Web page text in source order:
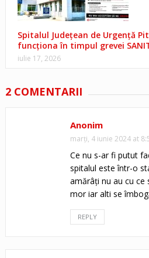
Spitalul Județean de Urgență
funcționa în timpul grevei
iulie 17, 2026
2 COMENTARII
Anonim
marți, 4 iunie 2024 at
Ce nu s-ar fi putut
spitalul este într-o
amărâți nu au cu ce
mor iar alti se
REPLY